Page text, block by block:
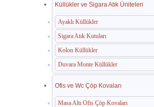
Küllükler ve Sigara Atık Üniteleri
Ayaklı Küllükler
Sigara Atık Kutuları
Kolon Küllükler
Duvara Monte Küllükler
Ofis ve Wc Çöp Kovaları
Masa Altı Ofis Çöp Kovaları